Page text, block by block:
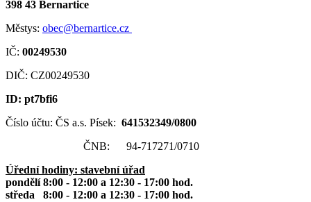
398 43 Bernartice
Městys: obec@bernartice.cz
IČ: 00249530
DIČ: CZ00249530
ID: pt7bfi6
Číslo účtu: ČS a.s. Písek: 641532349/0800
ČNB: 94-717271/0710
Úřední hodiny: stavební úřad
pondělí 8:00 - 12:00 a 12:30 - 17:00 hod.
středa 8:00 - 12:00 a 12:30 - 17:00 hod.